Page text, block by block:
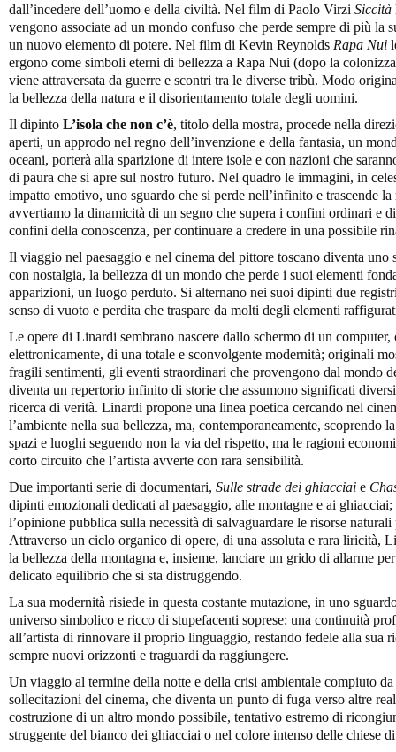
dall’incedere dell’uomo e della civiltà. Nel film di Paolo Virzi Siccità
vengono associate ad un mondo confuso che perde sempre di più la
un nuovo elemento di potere. Nel film di Kevin Reynolds Rapa Nui
ergono come simboli eterni di bellezza a Rapa Nui (dopo la
viene attraversata da guerre e scontri tra le diverse tribù. Modo
la bellezza della natura e il disorientamento totale degli uomini.
Il dipinto L’isola che non c’è, titolo della mostra, procede nella
aperti, un approdo nel regno dell’invenzione e della fantasia, un
oceani, porterà alla sparizione di intere isole e con nazioni che
di paura che si apre sul nostro futuro. Nel quadro le immagini, in
impatto emotivo, uno sguardo che si perde nell’infinito e trascende
avvertiamo la dinamicità di un segno che supera i confini ordinari e
confini della conoscenza, per continuare a credere in una possibile
Il viaggio nel paesaggio e nel cinema del pittore toscano diventa uno
con nostalgia, la bellezza di un mondo che perde i suoi elementi
apparizioni, un luogo perduto. Si alternano nei suoi dipinti due
senso di vuoto e perdita che traspare da molti degli elementi
Le opere di Linardi sembrano nascere dallo schermo di un
elettronicamente, di una totale e sconvolgente modernità; originali
fragili sentimenti, gli eventi straordinari che provengono dal mondo
diventa un repertorio infinito di storie che assumono significati
ricerca di verità. Linardi propone una linea poetica cercando nel
l’ambiente nella sua bellezza, ma, contemporaneamente, scoprendo
spazi e luoghi seguendo non la via del rispetto, ma le ragioni
corto circuito che l’artista avverte con rara sensibilità.
Due importanti serie di documentari, Sulle strade dei ghiacciai e
dipinti emozionali dedicati al paesaggio, alle montagne e ai
l’opinione pubblica sulla necessità di salvaguardare le risorse
Attraverso un ciclo organico di opere, di una assoluta e rara liricità,
la bellezza della montagna e, insieme, lanciare un grido di allarme
delicato equilibrio che si sta distruggendo.
La sua modernità risiede in questa costante mutazione, in uno
universo simbolico e ricco di stupefacenti soprese: una continuità
all’artista di rinnovare il proprio linguaggio, restando fedele alla sua
sempre nuovi orizzonti e traguardi da raggiungere.
Un viaggio al termine della notte e della crisi ambientale compiuto
sollecitazioni del cinema, che diventa un punto di fuga verso altre
costruzione di un altro mondo possibile, tentativo estremo di
struggente del bianco dei ghiacciai o nel colore intenso delle chiese